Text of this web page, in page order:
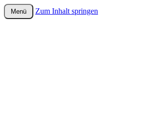
wurster-cartoon-blog.de
Menü Zum Inhalt springen